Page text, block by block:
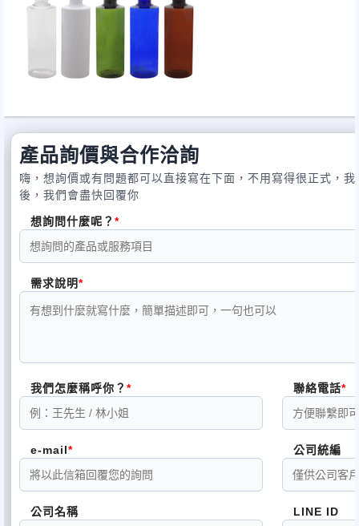
產品詢價與合作洽詢
嗨，想詢價或有問題都可以直接寫在下面，不用寫得很正式，
後，我們會盡快回覆你
想詢問什麼呢？
需求說明
我們怎麼稱呼你？ 聯絡電話
e-mail 公司統編
公司名稱 LINE ID